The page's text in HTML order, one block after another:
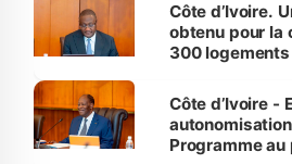
Côte d’Ivoire.
obtenu pour la
300
et
Côte d’Ivoire -
Programme